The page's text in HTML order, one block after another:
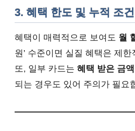
3. 혜택 한도 및 누적 조건
혜택이 매력적으로 보여도 월
원’ 수준이면 실질 혜택은 제한
또, 일부 카드는 혜택 받은 금
되는 경우도 있어 주의가 필요